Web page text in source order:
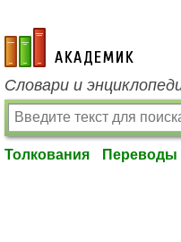
academic.ru
Словари и
Толкования Переводы